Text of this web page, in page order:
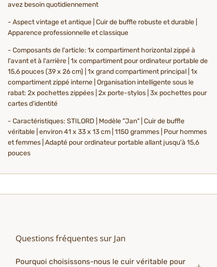
avez besoin quotidiennement
- Aspect vintage et antique | Cuir de buffle robuste et durable |
Apparence professionnelle et classique
- Composants de l'article: 1x compartiment horizontal zippé à
l'avant et à l'arrière | 1x compartiment pour ordinateur portable de
15,6 pouces (39 x 26 cm) | 1x grand compartiment principal | 1x
compartiment zippé interne | Organisation intelligente sous le
rabat: 2x pochettes zippées | 2x porte-stylos | 3x pochettes pour
cartes d'identité
- Caractéristiques: STILORD | Modèle "Jan" | Cuir de buffle
véritable | environ 41 x 33 x 13 cm | 1150 grammes | Pour hommes
et femmes | Adapté pour ordinateur portable allant jusqu'à 15,6
pouces
Questions fréquentes sur Jan
Pourquoi choisissons-nous le cuir véritable pour